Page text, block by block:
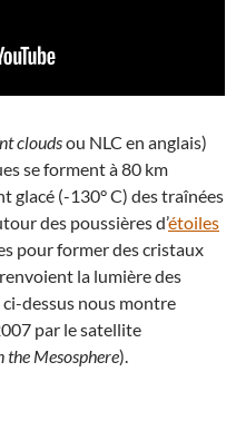
cloudsou NLC en anglais)
se forment à 80 km
glacé (-130° C) des traînées
des poussières d’étoiles
pour former des cristaux
la lumière des
dessus nous montre
par le satellite
Mesosphere).
des nuages noctiluques est